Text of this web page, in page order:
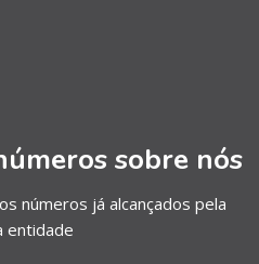
sobre nós
números já alcançados pela
entidade